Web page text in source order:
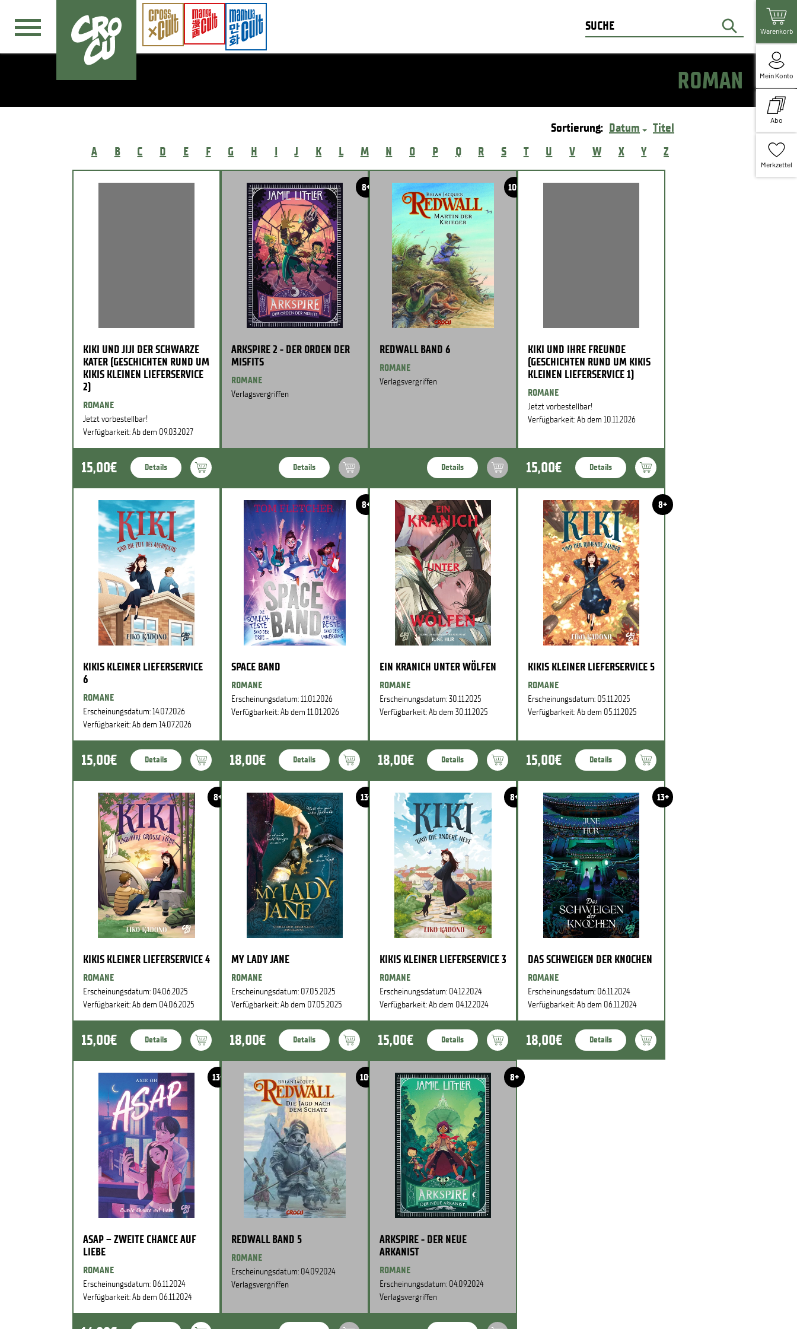
Warenkorb
Mein Konto
Abo
Merkzettel
ROMAN
Sortierung: Datum
Titel
A
B C D E F G H I J K L M N O P Q R S T U V W X Y Z
KIKI UND JIJI DER SCHWARZE
KATER (GESCHICHTEN RUND UM
KIKIS KLEINEN LIEFERSERVICE
2)
ROMANE
Jetzt vorbestellbar!
Verfügbarkeit: Ab dem 09.03.2027
15,00€ Details
8+
ARKSPIRE 2 - DER ORDEN DER
MISFITS
ROMANE
Verlagsvergriffen
Details
10+
REDWALL BAND 6
ROMANE
Verlagsvergriffen
Details
KIKI UND IHRE FREUNDE
(GESCHICHTEN RUND UM KIKIS
KLEINEN LIEFERSERVICE 1)
ROMANE
Jetzt vorbestellbar!
Verfügbarkeit: Ab dem 10.11.2026
15,00€ Details
KIKIS KLEINER LIEFERSERVICE
6
ROMANE
Erscheinungsdatum: 14.07.2026
Verfügbarkeit: Ab dem 14.07.2026
15,00€ Details
8+
SPACE BAND
ROMANE
Erscheinungsdatum: 11.01.2026
Verfügbarkeit: Ab dem 11.01.2026
18,00€ Details
EIN KRANICH UNTER WÖLFEN
ROMANE
Erscheinungsdatum: 30.11.2025
Verfügbarkeit: Ab dem 30.11.2025
18,00€ Details
8+
KIKIS KLEINER LIEFERSERVICE 5
ROMANE
Erscheinungsdatum: 05.11.2025
Verfügbarkeit: Ab dem 05.11.2025
15,00€ Details
8+
KIKIS KLEINER LIEFERSERVICE 4
ROMANE
Erscheinungsdatum: 04.06.2025
Verfügbarkeit: Ab dem 04.06.2025
15,00€ Details
13+
MY LADY JANE
ROMANE
Erscheinungsdatum: 07.05.2025
Verfügbarkeit: Ab dem 07.05.2025
18,00€ Details
8+
KIKIS KLEINER LIEFERSERVICE 3
ROMANE
Erscheinungsdatum: 04.12.2024
Verfügbarkeit: Ab dem 04.12.2024
15,00€ Details
13+
DAS SCHWEIGEN DER KNOCHEN
ROMANE
Erscheinungsdatum: 06.11.2024
Verfügbarkeit: Ab dem 06.11.2024
18,00€ Details
13+
ASAP – ZWEITE CHANCE AUF
LIEBE
ROMANE
Erscheinungsdatum: 06.11.2024
Verfügbarkeit: Ab dem 06.11.2024
10+
REDWALL BAND 5
ROMANE
Erscheinungsdatum: 04.09.2024
Verlagsvergriffen
8+
ARKSPIRE - DER NEUE
ARKANIST
ROMANE
Erscheinungsdatum: 04.09.2024
Verlagsvergriffen